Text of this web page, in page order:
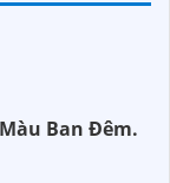
Ban Ðêm.